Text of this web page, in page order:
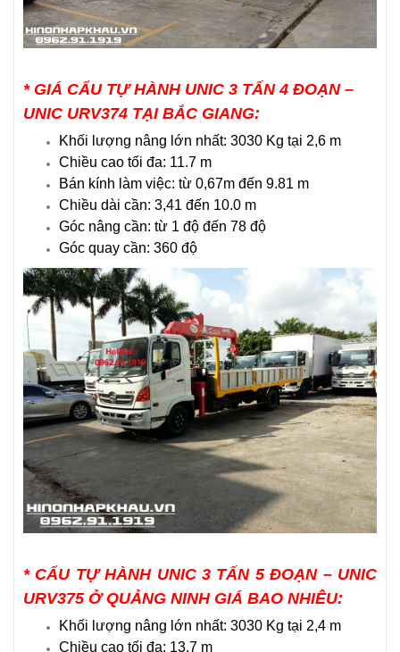
* GIÁ CẨU TỰ HÀNH UNIC 3 TẤN 4 ĐOẠN –
UNIC URV374 TẠI BẮC GIANG:
Khối lượng nâng lớn nhất: 3030 Kg tại 2,6 m
Chiều cao tối đa: 11.7 m
Bán kính làm việc: từ 0,67m đến 9.81 m
Chiều dài cần: 3,41 đến 10.0 m
Góc nâng cần: từ 1 độ đến 78 độ
Góc quay cần: 360 độ
* CẨU TỰ HÀNH UNIC 3 TẤN 5 ĐOẠN – UNIC
URV375 Ở QUẢNG NINH GIÁ BAO NHIÊU:
Khối lượng nâng lớn nhất: 3030 Kg tại 2,4 m
Chiều cao tối đa: 13.7 m